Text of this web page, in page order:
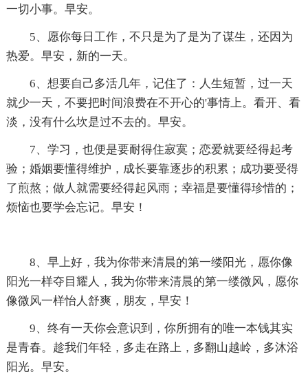
一切小事。早安。
5、愿你每日工作，不只是为了是为了谋生，还因为
热爱。早安，新的一天。
6、想要自己多活几年，记住了：人生短暂，过一天
就少一天，不要把时间浪费在不开心的'事情上。看开、看
淡，没有什么坎是过不去的。早安。
7、学习，也便是要耐得住寂寞；恋爱就要经得起考
验；婚姻要懂得维护，成长要靠逐步的积累；成功要受得
了煎熬；做人就需要经得起风雨；幸福是要懂得珍惜的；
烦恼也要学会忘记。早安！
8、早上好，我为你带来清晨的第一缕阳光，愿你像
阳光一样夺目耀人，我为你带来清晨的第一缕微风，愿你
像微风一样怡人舒爽，朋友，早安！
9、终有一天你会意识到，你所拥有的唯一本钱其实
是青春。趁我们年轻，多走在路上，多翻山越岭，多沐浴
阳光。早安。